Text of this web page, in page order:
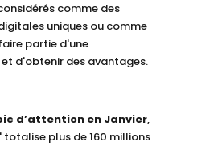
comme des
uniques ou comme
partie d'une
d'obtenir des avantages.
d’attention en Janvier,
totalise plus de 160 millions